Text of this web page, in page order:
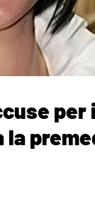
la